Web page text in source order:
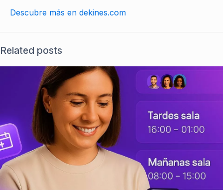
Descubre más en dekines.com
Related posts